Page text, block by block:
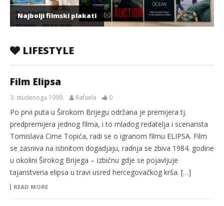
Najbolji filmski plakati
LIFESTYLE
Film Elipsa
3. studenoga 1999. Rafaela 0
Po prvi puta u Širokom Brijegu održana je premijera tj.
predpremijera jednog filma, i to mladog redatelja i scenarista
Tomislava Cime Topića, radi se o igranom filmu ELIPSA. Film
se zasniva na istinitom dogadjaju, radnja se zbiva 1984. godine
u okolini Širokog Brijega – Izbičnu gdje se pojavljuje
tajanstvena elipsa u travi usred hercegovačkog krša. […]
READ MORE